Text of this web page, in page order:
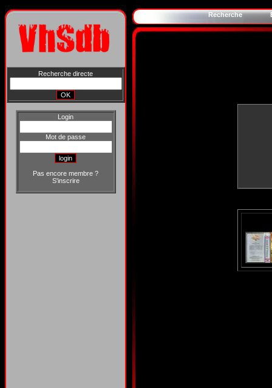
Recherche directe
Login
Mot de passe
Pas encore membre ?
S'inscrire
Recherche